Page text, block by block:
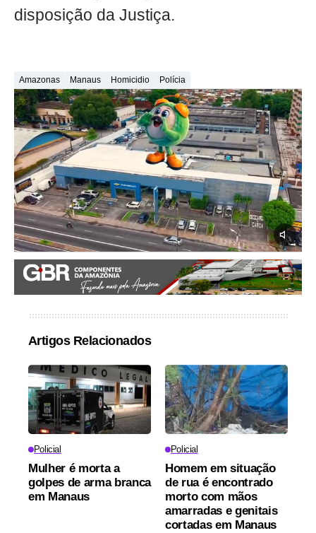
disposição da Justiça.
Amazonas Manaus Homicidio Polícia
Artigos Relacionados
Policial
Mulher é morta a
golpes de arma branca
em Manaus
Policial
Homem em situação
de rua é encontrado
morto com mãos
amarradas e genitais
cortadas em Manaus